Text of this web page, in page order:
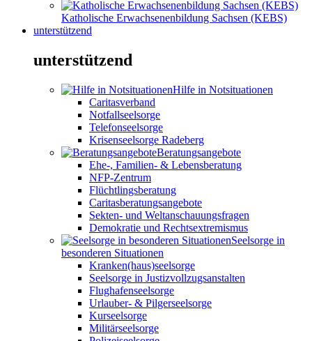
Katholische Erwachsenenbildung Sachsen (KEBS)
unterstützend
unterstützend
Hilfe in Notsituationen
Caritasverband
Notfallseelsorge
Telefonseelsorge
Krisenseelsorge Radeberg
Beratungsangebote
Ehe-, Familien- & Lebensberatung
NFP-Zentrum
Flüchtlingsberatung
Caritasberatungsangebote
Sekten- und Weltanschauungsfragen
Demokratie und Rechtsextremismus
Seelsorge in
besonderen Situationen
Kranken(haus)seelsorge
Seelsorge in Justizvollzugsanstalten
Flughafenseelsorge
Urlauber- & Pilgerseelsorge
Kurseelsorge
Militärseelsorge